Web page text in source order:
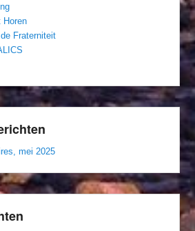
Horen
Fraterniteit
mei 2025